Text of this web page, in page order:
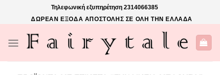
Τηλεφωνική εξυπηρέτηση 2314066385
ΔΩΡΕΑΝ ΕΞΟΔΑ ΑΠΟΣΤΟΛΗΣ ΣΕ ΟΛΗ ΤΗΝ ΕΛΛΑΔΑ